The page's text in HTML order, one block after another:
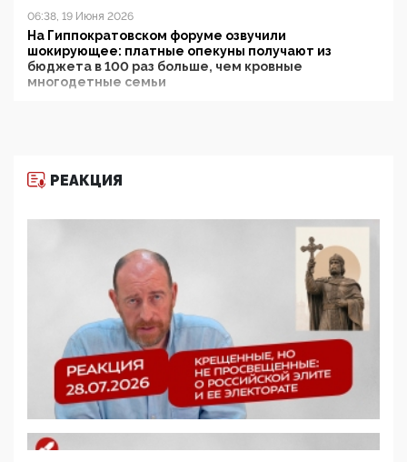
06:38, 19 Июня 2026
На Гиппократовском форуме озвучили
шокирующее: платные опекуны получают из
бюджета в 100 раз больше, чем кровные
многодетные семьи
11:53, 09 Июня 2026
деятельность ИИТО ЮНЕСКО в России, но
цифроглобалисты продолжают определять
повестку в образовании
09:43, 01 Июня 2026
5G за счет здоровья граждан: Минцифры намерено
отобрать у регионов и муниципалитетов право
защищать жилые дома и социальные объекты от
05:58, 26 Мая 2026
Роскомнадзор освободили от борца с
деструктивным и опасным контентом
07:39, 25 Мая 2026
РЕАКЦИЯ